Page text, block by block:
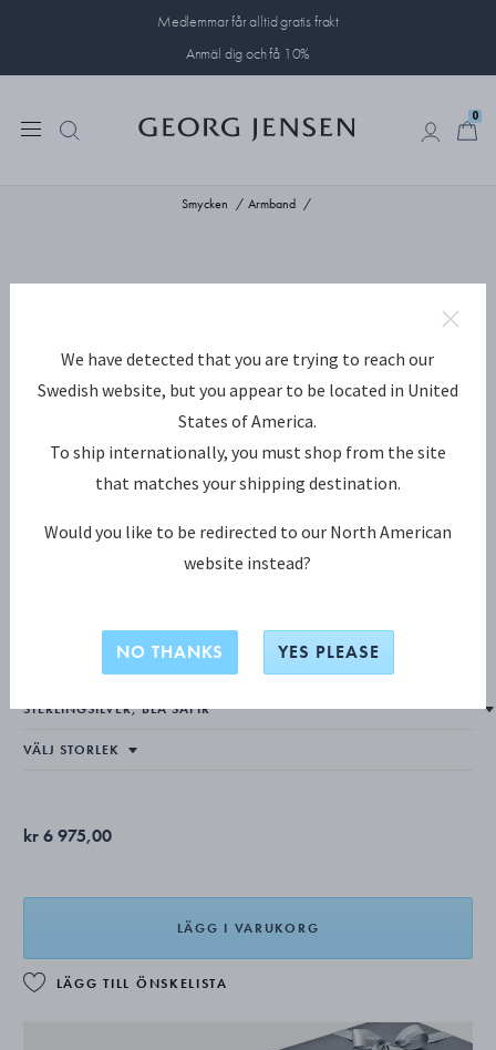
Medlemmar får alltid gratis frakt
Anmäl dig och få 10%
0
Smycken Armband
Torun armring
kr 6 975,00
LÄGG I VARUKORG
LÄGG TILL ÖNSKELISTA
We have detected that you are trying to reach our
Swedish website, but you appear to be located in United
States of America.
To ship internationally, you must shop from the site
that matches your shipping destination.
Would you like to be redirected to our North American
website instead?
NO THANKS YES PLEASE